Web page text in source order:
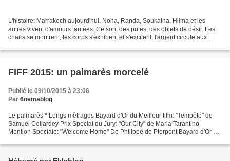
L'histoire: Marrakech aujourd'hui. Noha, Randa, Soukaina, Hlima et les
autres vivent d'amours tarifées. Ce sont des putes, des objets de désir. Les
chairs se montrent, les corps s'exhibent et s'excitent, l'argent circule aux
FIFF 2015: un palmarès morcelé
Publié le 09/10/2015 à 23:06
Par 6nemablog
Le palmarès * Longs métrages Bayard d'Or du Meilleur film: "Tempête" de
Samuel Collardey Prix Spécial du Jury: "Our City" de Maria Tarantino
Mention Spéciale: "Welcome Home" De Philippe de Pierpont Bayard d'Or du